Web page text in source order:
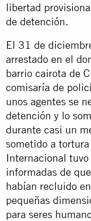
libertad
de detención.
El 31 de
arrestado en el
barrio cairota de
comisaría de
unos agentes se
detención y lo
durante casi un
sometido a
Internacional
informadas de
habían recluido
pequeñas
para seres